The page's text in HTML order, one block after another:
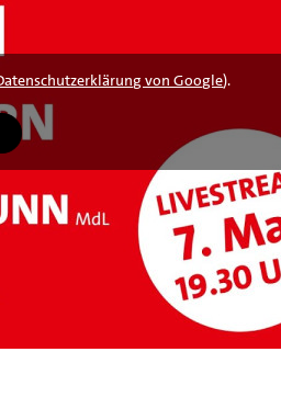
von Google).